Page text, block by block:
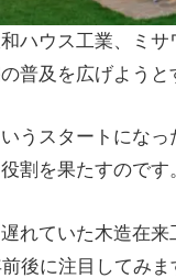
ハウス工業、ミ
普及を広げようと
うスタートにな
割を果たすのです
れていた木造在
後に注目してみま